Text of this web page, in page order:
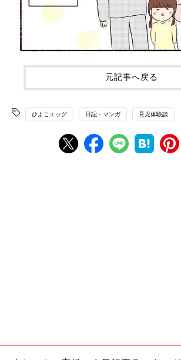
元記事へ戻る
ひよこエッグ 日記・マンガ 育児体験談